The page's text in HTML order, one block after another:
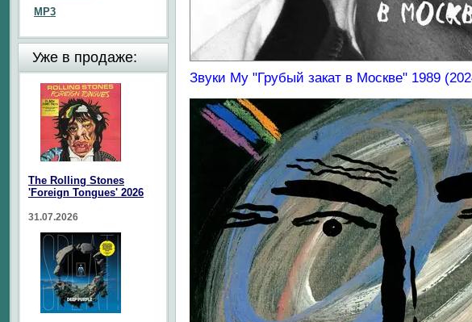
Звуки Му "Грубый закат в Москве" 1989
MP3
Уже в продаже:
The Rolling Stones
'Foreign Tongues' 2026
31.07.2026